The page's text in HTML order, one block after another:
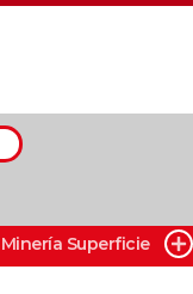
Minería Superficie